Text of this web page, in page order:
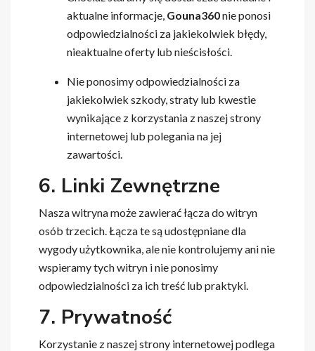
aktualne informacje, Gouna360nie ponosi
odpowiedzialności za jakiekolwiek błędy,
nieaktualne oferty lub nieścisłości.
Nie ponosimy odpowiedzialności za
jakiekolwiek szkody, straty lub kwestie
wynikające z korzystania z naszej strony
internetowej lub polegania na jej
zawartości.
6. Linki Zewnętrzne
Nasza witryna może zawierać łącza do witryn
osób trzecich. Łącza te są udostępniane dla
wygody użytkownika, ale nie kontrolujemy ani nie
wspieramy tych witryn i nie ponosimy
odpowiedzialności za ich treść lub praktyki.
7. Prywatność
Korzystanie z naszej strony internetowej podlega